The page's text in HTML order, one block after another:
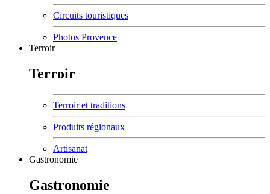
Circuits touristiques
Photos Provence
Terroir
Terroir
Terroir et traditions
Produits régionaux
Artisanat
Gastronomie
Gastronomie